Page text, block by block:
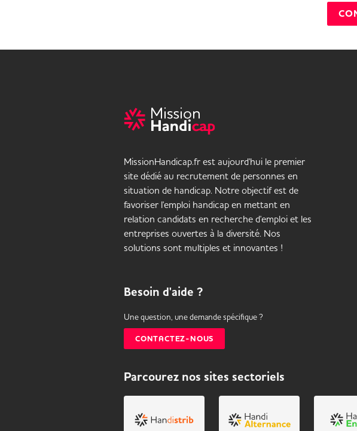
MissionHandicap.fr est aujourd'hui le premier
site dédié au recrutement de personnes en
situation de handicap. Notre objectif est de
favoriser l'emploi handicap en mettant en
relation candidats en recherche d'emploi et les
entreprises ouvertes à la diversité. Nos
solutions sont multiples et innovantes !
Besoin d'aide ?
Une question, une demande spécifique ?
CONTACTEZ-NOUS
Parcourez nos sites sectoriels